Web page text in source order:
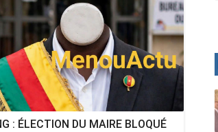
: ÉLECTION DU MAIRE BLOQUÉ